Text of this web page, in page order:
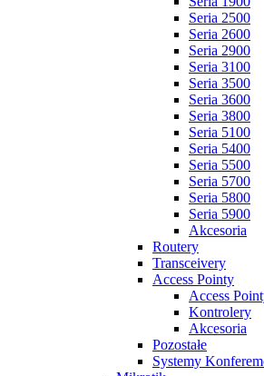
Seria 2500
Seria 2600
Seria 2900
Seria 3100
Seria 3500
Seria 3600
Seria 3800
Seria 5100
Seria 5400
Seria 5500
Seria 5700
Seria 5800
Seria 5900
Akcesoria
Routery
Transceivery
Access Pointy
Access
Kontrolery
Akcesoria
Pozostałe
Systemy